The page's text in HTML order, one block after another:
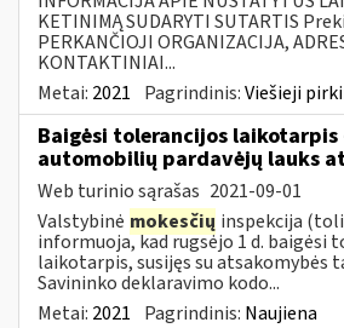
KETINIMĄ SUDARYTI SUTARTIS
PERKANČIOJI ORGANIZACIJA,
KONTAKTINIAI...
Metai: 2021 Pagrindinis:Viešieji
Baigėsi tolerancijos laikotarpis
automobilių pardavėjų lauks
Web turinio sąrašas 2021-09-01
Valstybinė mokesčių inspekcija
informuoja, kad rugsėjo 1 d. baigėsi
laikotarpis, susijęs su atsakomybės
Savininko deklaravimo kodo...
Metai: 2021 Pagrindinis: Naujiena